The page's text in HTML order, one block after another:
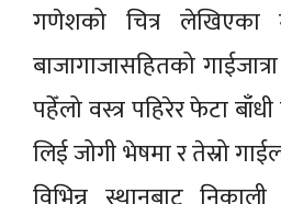
गणेशको चित्र लेखिएका
बाजागाजासहितको
पहेँलो वस्त्र पहिरेर फेटा
लिई जोगी भेषमा र तेस्रो